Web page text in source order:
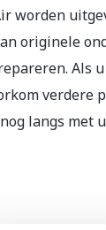
worden
originele
Als
langs met